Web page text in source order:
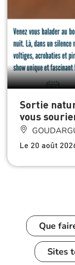
Sortie
vous
Le 20 août
Que
Sites